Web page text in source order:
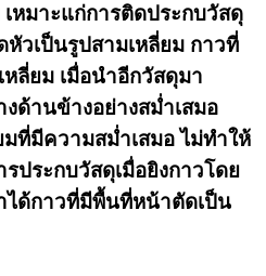
หมาะแก่การติดประกบวัสดุ
วเป็นรูปสามเหลี่ยม กาวที่
หลี่ยม เมื่อนำอีกวัสดุมา
ด้านข้างอย่างสม่ำเสมอ
มที่มีความสม่ำเสมอ ไม่ทำให้
ประกบวัสดุเมื่อยิงกาวโดย
ได้กาวที่มีพื้นที่หน้าตัดเป็น